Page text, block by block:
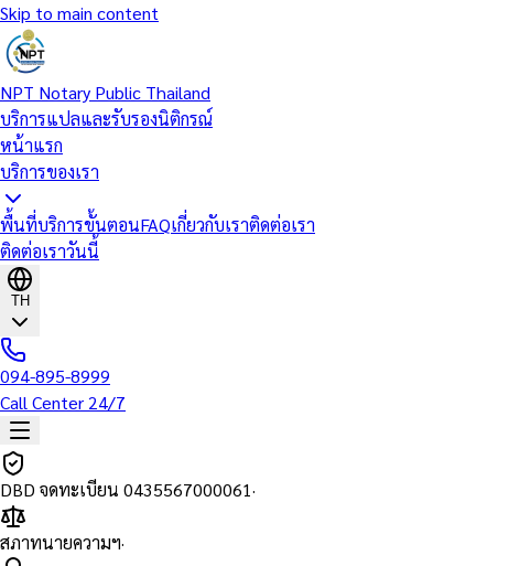
Skip to main content
NPT Notary Public Thailand
บริการแปลและรับรองนิติกรณ์
หน้าแรก
บริการของเรา
พื้นที่บริการขั้นตอนFAQเกี่ยวกับเราติดต่อเรา
ติดต่อเราวันนี้
TH
094-895-8999
Call Center 24/7
DBD จดทะเบียน 0435567000061·
สภาทนายความฯ·